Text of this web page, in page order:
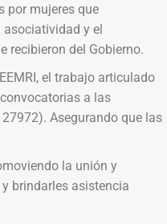
por mujeres que
y el
recibieron del Gobierno.
el trabajo articulado
a las
Asegurando que las
la unión y
brindarles asistencia